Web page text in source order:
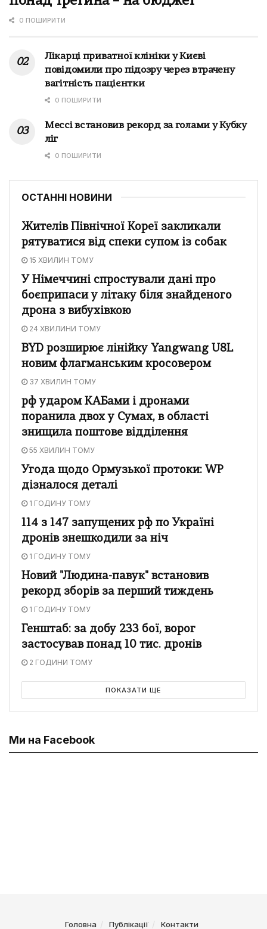
0 ПОШИРИТИ
Лікарці приватної клініки у Києві
повідомили про підозру через втрачену
вагітність пацієнтки
0 ПОШИРИТИ
Мессі встановив рекорд за голами у Кубку
ліг
0 ПОШИРИТИ
ОСТАННІ НОВИНИ
Жителів Північної Кореї закликали
рятуватися від спеки супом із собак
15 ХВИЛИН ТОМУ
У Німеччині спростували дані про
боєприпаси у літаку біля знайденого
дрона з вибухівкою
24 ХВИЛИНИ ТОМУ
BYD розширює лінійку Yangwang U8L
новим флагманським кросовером
37 ХВИЛИН ТОМУ
рф ударом КАБами і дронами
поранила двох у Сумах, в області
знищила поштове відділення
55 ХВИЛИН ТОМУ
Угода щодо Ормузької протоки: WP
дізналося деталі
1 ГОДИНУ ТОМУ
114 з 147 запущених рф по Україні
дронів знешкодили за ніч
1 ГОДИНУ ТОМУ
Новий "Людина-павук" встановив
рекорд зборів за перший тиждень
1 ГОДИНУ ТОМУ
Генштаб: за добу 233 бої, ворог
застосував понад 10 тис. дронів
2 ГОДИНИ ТОМУ
ПОКАЗАТИ ЩЕ
Ми на Facebook
Головна Публікації Контакти